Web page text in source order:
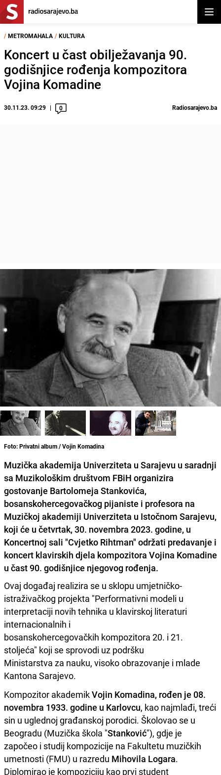
/ METROMAHALA / KULTURA
Koncert u čast obilježavanja 90.
godišnjice rođenja kompozitora
Vojina Komadine
30.11.23. 09:29 0 Radiosarajevo.ba
Foto: Privatni album / Vojin Komadina
Muzička akademija Univerziteta u Sarajevu u saradnji
sa Muzikološkim društvom FBiH organizira
gostovanje Bartolomeja Stankovića,
bosanskohercegovačkog pijaniste i profesora na
Muzičkoj akademiji Univerziteta u Istočnom Sarajevu,
koji će u četvrtak, 30. novembra 2023. godine, u
Koncertnoj sali "Cvjetko Rihtman" održati predavanje i
koncert klavirskih djela kompozitora Vojina Komadine
u čast 90. godišnjice njegovog rođenja.
Ovaj događaj realizira se u sklopu umjetničko-
istraživačkog projekta "Performativni modeli u
interpretaciji novih tehnika u klavirskoj literaturi
internacionalnih i
bosanskohercegovačkih kompozitora 20. i 21.
stoljeća" koji se sprovodi uz podršku
Ministarstva za nauku, visoko obrazovanje i mlade
Kantona Sarajevo.
Kompozitor akademikVojin Komadina, rođen je 08.
novembra 1933. godine u Karlovcu, kao najmlađi, treći
sin u uglednoj građanskoj porodici. Školovao se u
Beogradu (Muzička škola "Stanković"), gdje je
započeo i studij kompozicije na Fakultetu muzičkih
umetnosti (FMU) u razredu Mihovila Logara.
Diplomirao je kompoziciju kao prvi student